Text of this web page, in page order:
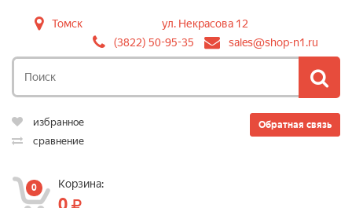
Томск
ул. Некрасова 12
(3822) 50-95-35
sales@shop-n1.ru
Обратная связь
избранное
сравнение
0 Корзина: